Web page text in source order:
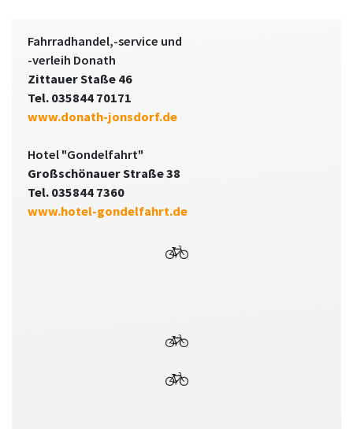
Fahrradhandel,-service und
-verleih Donath
Zittauer Staße 46
Tel. 035844 70171
www.donath-jonsdorf.de
Hotel "Gondelfahrt"
Großschönauer Straße 38
Tel. 035844 7360
www.hotel-gondelfahrt.de